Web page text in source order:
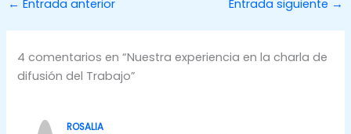
← Entrada anterior Entrada siguiente →
4 comentarios en “Nuestra experiencia en la charla de
difusión del Trabajo”
ROSALIA